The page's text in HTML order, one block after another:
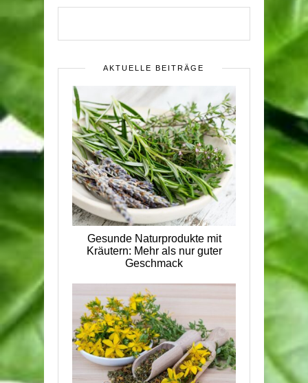
AKTUELLE BEITRÄGE
Gesunde Naturprodukte mit
Kräutern: Mehr als nur guter
Geschmack